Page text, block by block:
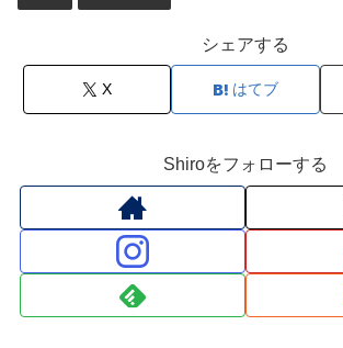
シェアする
X はてブ
Shiroをフォローする